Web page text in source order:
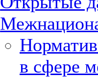
в сфере